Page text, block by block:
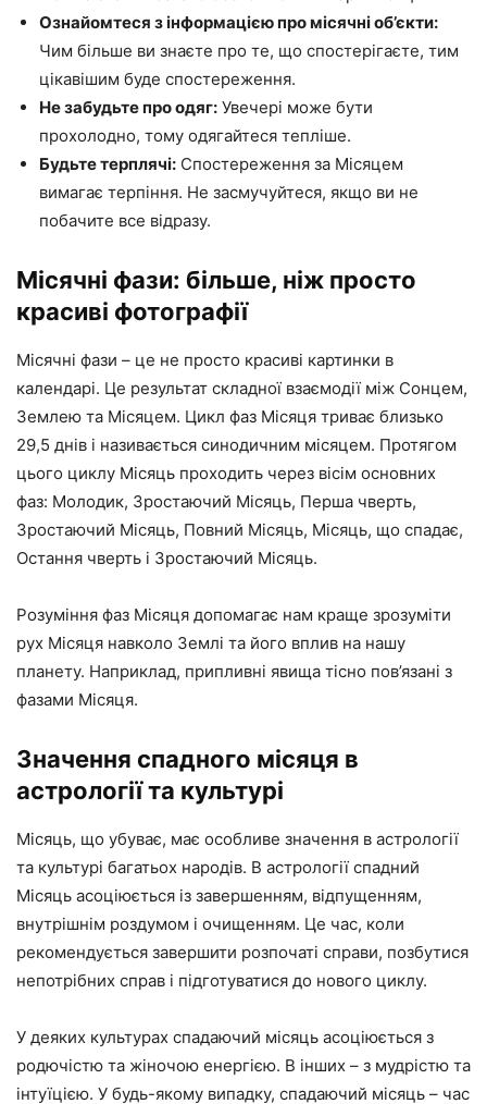
Ознайомтеся з інформацією про місячні об’єкти:
Чим більше ви знаєте про те, що спостерігаєте, тим
цікавішим буде спостереження.
Не забудьте про одяг: Увечері може бути
прохолодно, тому одягайтеся тепліше.
Будьте терплячі: Спостереження за Місяцем
вимагає терпіння. Не засмучуйтеся, якщо ви не
побачите все відразу.
Місячні фази: більше, ніж просто
красиві фотографії
Місячні фази – це не просто красиві картинки в
календарі. Це результат складної взаємодії між Сонцем,
Землею та Місяцем. Цикл фаз Місяця триває близько
29,5 днів і називається синодичним місяцем. Протягом
цього циклу Місяць проходить через вісім основних
фаз: Молодик, Зростаючий Місяць, Перша чверть,
Зростаючий Місяць, Повний Місяць, Місяць, що спадає,
Остання чверть і Зростаючий Місяць.
Розуміння фаз Місяця допомагає нам краще зрозуміти
рух Місяця навколо Землі та його вплив на нашу
планету. Наприклад, припливні явища тісно пов’язані з
фазами Місяця.
Значення спадного місяця в
астрології та культурі
Місяць, що убуває, має особливе значення в астрології
та культурі багатьох народів. В астрології спадний
Місяць асоціюється із завершенням, відпущенням,
внутрішнім роздумом і очищенням. Це час, коли
рекомендується завершити розпочаті справи, позбутися
непотрібних справ і підготуватися до нового циклу.
У деяких культурах спадаючий місяць асоціюється з
родючістю та жіночою енергією. В інших – з мудрістю та
інтуїцією. У будь-якому випадку, спадаючий місяць – час